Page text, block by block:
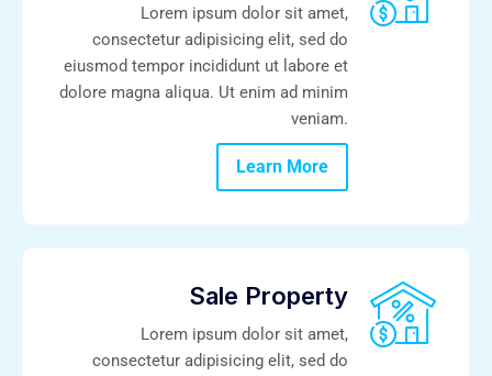
Lorem ipsum dolor sit amet,
consectetur adipisicing elit, sed do
eiusmod tempor incididunt ut labore et
dolore magna aliqua. Ut enim ad minim
veniam.
Learn More
Sale Property
Lorem ipsum dolor sit amet,
consectetur adipisicing elit, sed do